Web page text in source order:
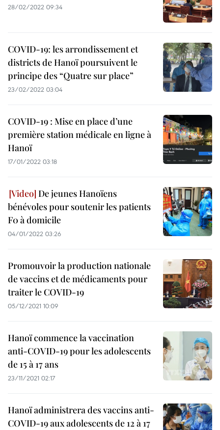
28/02/2022 09:34
COVID-19: les arrondissement et
districts de Hanoï poursuivent le
principe des “Quatre sur place”
23/02/2022 03:04
COVID-19 : Mise en place d’une
première station médicale en ligne à
Hanoï
17/01/2022 03:18
De jeunes Hanoïens
bénévoles pour soutenir les patients
F0 à domicile
04/01/2022 03:26
Promouvoir la production nationale
de vaccins et de médicaments pour
traiter le COVID-19
05/12/2021 10:09
Hanoï commence la vaccination
anti-COVID-19 pour les adolescents
de 15 à 17 ans
23/11/2021 02:17
Hanoï administrera des vaccins anti-
COVID-19 aux adolescents de 12 à 17